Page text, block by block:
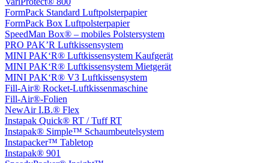
FormPack Standard Luftpolsterpapier
FormPack Box Luftpolsterpapier
SpeedMan Box® – mobiles Polstersystem
PRO PAK’R Luftkissensystem
MINI PAK‘R® Luftkissensystem Kaufgerät
MINI PAK‘R® Luftkissensystem Mietgerät
MINI PAK‘R® V3 Luftkissensystem
Fill-Air® Rocket-Luftkissenmaschine
Fill-Air®-Folien
NewAir I.B.® Flex
Instapak Quick® RT / Tuff RT
Instapak® Simple™ Schaumbeutelsystem
Instapacker™ Tabletop
Instapak® 901